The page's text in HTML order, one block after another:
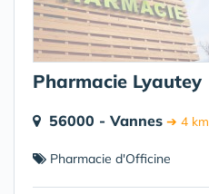
Pharmacie Lyautey
56000 - Vannes ➔ 4 km
Pharmacie d'Officine